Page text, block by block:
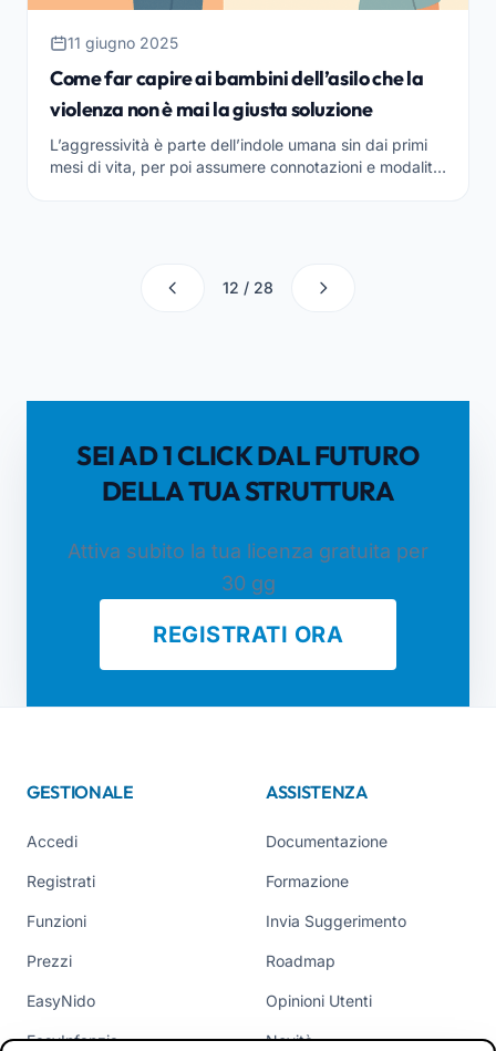
11 giugno 2025
Come far capire ai bambini dell’asilo che la
violenza non è mai la giusta soluzione
L’aggressività è parte dell’indole umana sin dai primi
mesi di vita, per poi assumere connotazioni e modalità
12 / 28
SEI AD 1 CLICK DAL FUTURO
DELLA TUA STRUTTURA
Attiva subito la tua licenza gratuita per
30 gg
REGISTRATI ORA
GESTIONALE
Accedi
Registrati
Funzioni
Prezzi
EasyNido
EasyInfanzia
ASSISTENZA
Documentazione
Formazione
Invia Suggerimento
Roadmap
Opinioni Utenti
Novità